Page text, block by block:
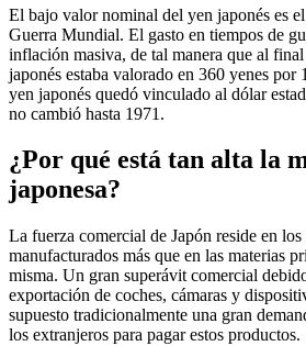
El bajo valor nominal del yen japonés es
Guerra Mundial. El gasto en tiempos de
inflación masiva, de tal manera que al
japonés estaba valorado en 360 yenes por
yen japonés quedó vinculado al dólar
no cambió hasta 1971.
¿Por qué está tan alta la
japonesa?
La fuerza comercial de Japón reside en
manufacturados más que en las materias
misma. Un gran superávit comercial
exportación de coches, cámaras y
supuesto tradicionalmente una gran
los extranjeros para pagar estos productos.